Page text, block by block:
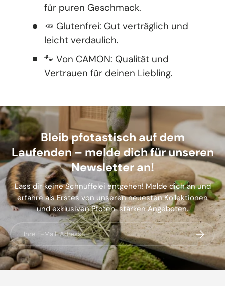
für puren Geschmack.
🥕 Glutenfrei: Gut verträglich und
leicht verdaulich.
🐾 Von CAMON: Qualität und
Vertrauen für deinen Liebling.
Bleib pfotastisch auf dem
Laufenden – melde dich für unseren
Newsletter an!
Lass dir keine Schnüffelei entgehen! Melde dich an und
erfahre als Erstes von unseren neuesten Kollektionen
und exklusiven Pfoten-starken Angeboten.